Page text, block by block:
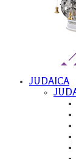
JUDAICA